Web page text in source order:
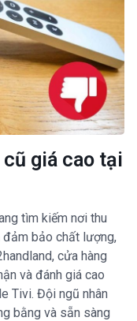
giá cao tại
tìm kiếm nơi thu
bảo chất lượng,
cửa hàng
và đánh giá cao
Tivi. Đội ngũ nhân
bằng và sẵn sàng